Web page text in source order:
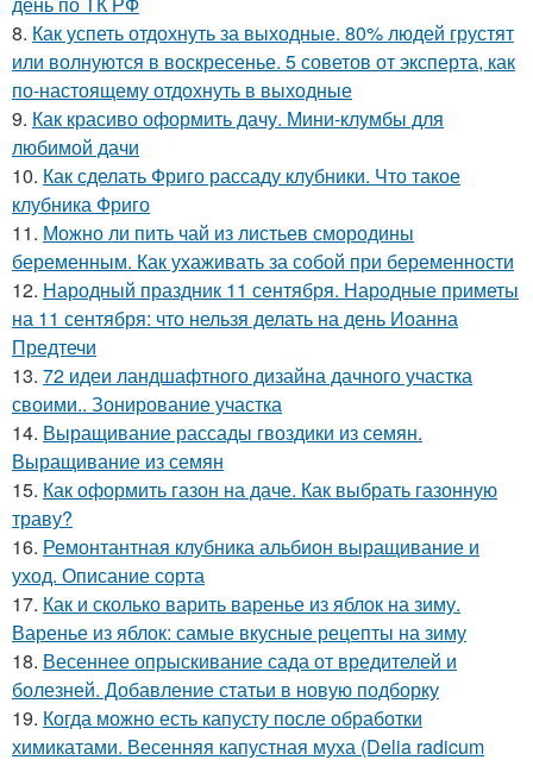
8. Как успеть отдохнуть за выходные. 80% людей грустят
или волнуются в воскресенье. 5 советов от эксперта, как
по-настоящему отдохнуть в выходные
9. Как красиво оформить дачу. Мини-клумбы для
любимой дачи
10. Как сделать Фриго рассаду клубники. Что такое
клубника Фриго
11. Можно ли пить чай из листьев смородины
беременным. Как ухаживать за собой при беременности
12. Народный праздник 11 сентября. Народные приметы
на 11 сентября: что нельзя делать на день Иоанна
Предтечи
13. 72 идеи ландшафтного дизайна дачного участка
своими.. Зонирование участка
14. Выращивание рассады гвоздики из семян.
Выращивание из семян
15. Как оформить газон на даче. Как выбрать газонную
траву?
16. Ремонтантная клубника альбион выращивание и
уход. Описание сорта
17. Как и сколько варить варенье из яблок на зиму.
Варенье из яблок: самые вкусные рецепты на зиму
18. Весеннее опрыскивание сада от вредителей и
болезней. Добавление статьи в новую подборку
19. Когда можно есть капусту после обработки
химикатами. Весенняя капустная муха (Delia radicum